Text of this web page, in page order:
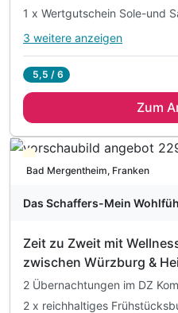
1 x Wertgutschein Sole-und
Alle Inklusivleistungen
2 x reichhaltiges Frühstück
1 x Willkomensmenü oder
1 x Wertgutschein Sole-und
5% Rabatt auf ayurvedische
inkl. Parkplatz
3 weitere anzeigen
5,5 / 6
Zum
Teilweise ausgelastet
Bad Mergentheim, Franken
Das Schaffers-Mein
Zeit zu Zweit mit
zwischen Würzburg &
2 Übernachtungen im DZ
2 x reichhaltiges